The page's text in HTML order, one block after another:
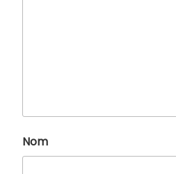
Nom